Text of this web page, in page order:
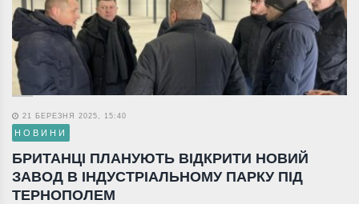
21 БЕРЕЗНЯ 2025, 15:40
НОВИНИ
БРИТАНЦІ ПЛАНУЮТЬ ВІДКРИТИ НОВИЙ
ЗАВОД В ІНДУСТРІАЛЬНОМУ ПАРКУ ПІД
ТЕРНОПОЛЕМ